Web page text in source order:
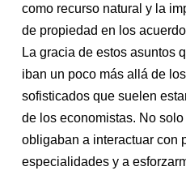
como recurso natural y la
de propiedad en los
La gracia de estos asuntos
iban un poco más allá de
sofisticados que suelen
de los economistas. No
obligaban a interactuar con
especialidades y a